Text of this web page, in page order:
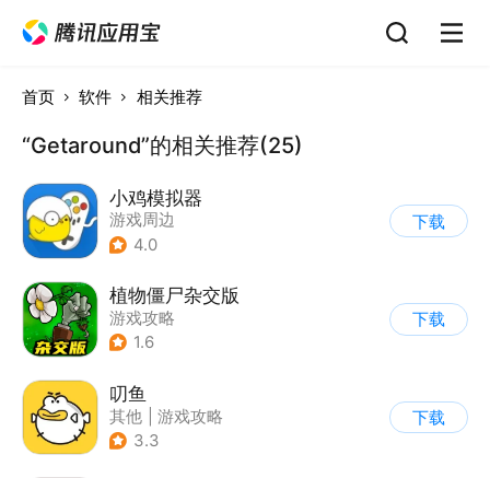
首页 软件 相关推荐
“Getaround”的相关推荐(25)
小鸡模拟器
游戏周边
4.0
下载
植物僵尸杂交版
游戏攻略
1.6
下载
叨鱼
其他
游戏攻略
3.3
下载